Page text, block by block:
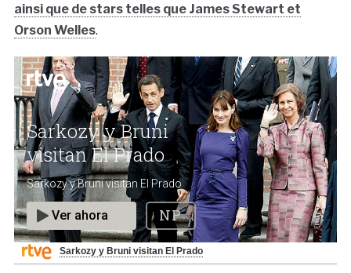
ainsi que de stars telles que James Stewart et
Orson Welles.
Sarkozy y Bruni visitan El Prado